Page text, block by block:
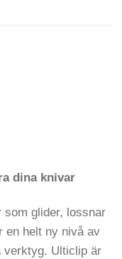
dina knivar
glider, lossnar
en helt ny nivå av
verktyg. Ulticlip är